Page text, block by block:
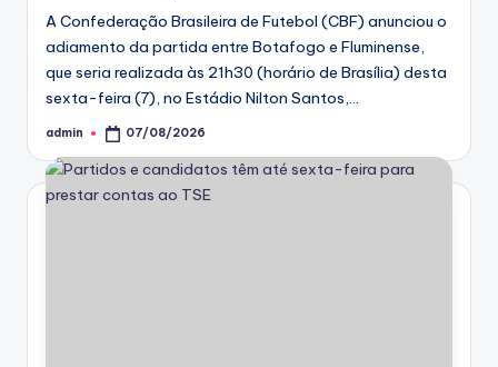
A Confederação Brasileira de Futebol (CBF) anunciou o
adiamento da partida entre Botafogo e Fluminense,
que seria realizada às 21h30 (horário de Brasília) desta
sexta-feira (7), no Estádio Nilton Santos,…
Posted
admin 07/08/2026